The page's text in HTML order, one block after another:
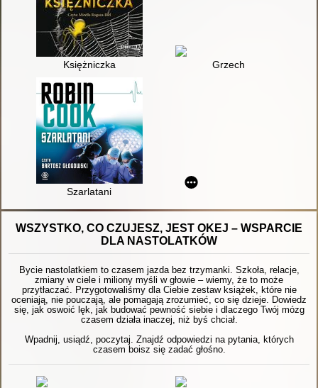
Księżniczka Grzech
Szarlatani
WSZYSTKO, CO CZUJESZ, JEST OKEJ – WSPARCIE
DLA NASTOLATKÓW
Bycie nastolatkiem to czasem jazda bez trzymanki. Szkoła, relacje,
zmiany w ciele i miliony myśli w głowie – wiemy, że to może
przytłaczać. Przygotowaliśmy dla Ciebie zestaw książek, które nie
oceniają, nie pouczają, ale pomagają zrozumieć, co się dzieje. Dowiedz
się, jak oswoić lęk, jak budować pewność siebie i dlaczego Twój mózg
czasem działa inaczej, niż byś chciał.
Wpadnij, usiądź, poczytaj. Znajdź odpowiedzi na pytania, których
czasem boisz się zadać głośno.